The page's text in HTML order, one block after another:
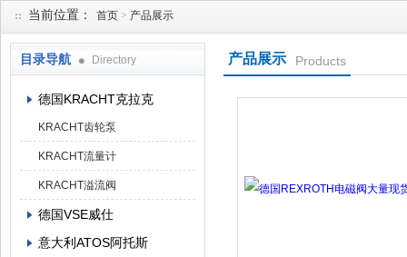
上海维特锐实业发展有限公司
当前位置： 首页 > 产品展示
目录导航 Directory
德国KRACHT克拉克
KRACHT齿轮泵
KRACHT流量计
KRACHT溢流阀
德国VSE威仕
意大利ATOS阿托斯
产品展示 Products